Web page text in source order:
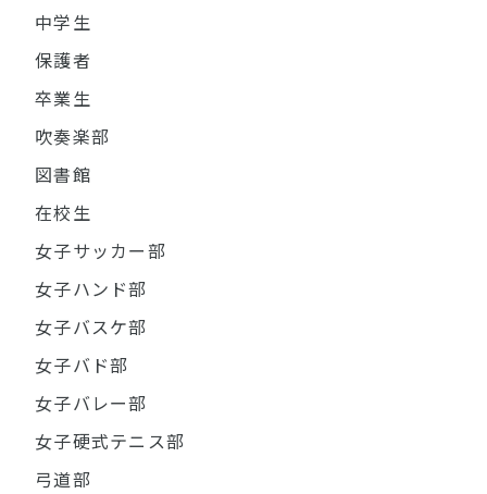
中学生
保護者
卒業生
吹奏楽部
図書館
在校生
女子サッカー部
女子ハンド部
女子バスケ部
女子バド部
女子バレー部
女子硬式テニス部
弓道部